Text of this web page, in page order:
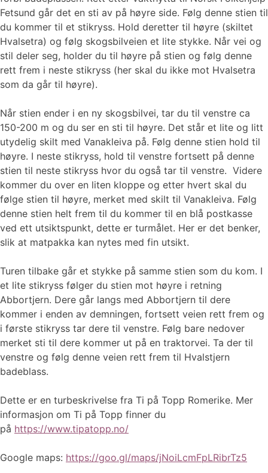
Fetsund går det en sti av på høyre side. Følg denne stien til
du kommer til et stikryss. Hold deretter til høyre (skiltet
Hvalsetra) og følg skogsbilveien et lite stykke. Når vei og
stil deler seg, holder du til høyre på stien og følg denne
rett frem i neste stikryss (her skal du ikke mot Hvalsetra
som da går til høyre).
Når stien ender i en ny skogsbilvei, tar du til venstre ca
150-200 m og du ser en sti til høyre. Det står et lite og litt
utydelig skilt med Vanakleiva på. Følg denne stien hold til
høyre. I neste stikryss, hold til venstre fortsett på denne
stien til neste stikryss hvor du også tar til venstre. Videre
kommer du over en liten kloppe og etter hvert skal du
følge stien til høyre, merket med skilt til Vanakleiva. Følg
denne stien helt frem til du kommer til en blå postkasse
ved ett utsiktspunkt, dette er turmålet. Her er det benker,
slik at matpakka kan nytes med fin utsikt.
Turen tilbake går et stykke på samme stien som du kom. I
et lite stikryss følger du stien mot høyre i retning
Abbortjern. Dere går langs med Abbortjern til dere
kommer i enden av demningen, fortsett veien rett frem og
i første stikryss tar dere til venstre. Følg bare nedover
merket sti til dere kommer ut på en traktorvei. Ta der til
venstre og følg denne veien rett frem til Hvalstjern
badeblass.
Dette er en turbeskrivelse fra Ti på Topp Romerike. Mer
informasjon om Ti på Topp finner du
på https://www.tipatopp.no/
Google maps: https://goo.gl/maps/jNoiLcmFpLRibrTz5